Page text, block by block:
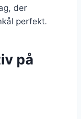
der
perfekt.
på